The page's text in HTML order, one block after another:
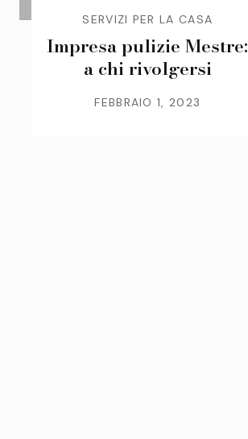
SERVIZI PER LA CASA
Impresa pulizie Mestre:
a chi rivolgersi
FEBBRAIO 1, 2023